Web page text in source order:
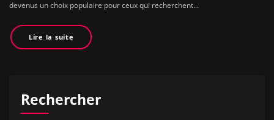
devenus un choix populaire pour ceux qui recherchent…
Lire la suite
Rechercher